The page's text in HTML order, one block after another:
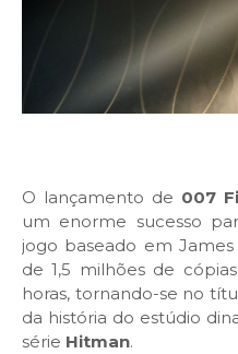
O lançamento de 007
um enorme sucesso
jogo baseado em
de 1,5 milhões de
horas, tornando-se no
da história do estúdio
série Hitman.